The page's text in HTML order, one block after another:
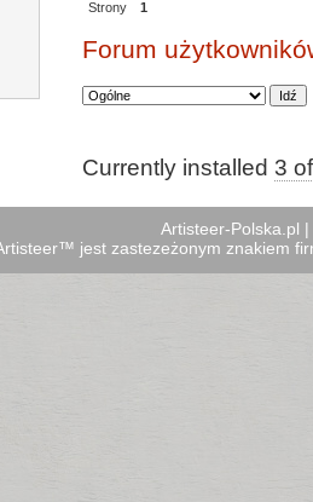
Strony 1
Forum
Currently installed 3
Artisteer-Polska.pl
jest zastezeżonym znakiem